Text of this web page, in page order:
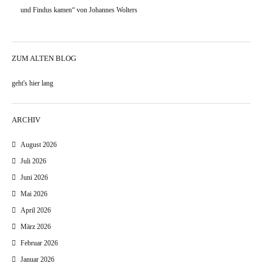
und Findus kamen“ von Johannes Wolters
ZUM ALTEN BLOG
geht's hier lang
ARCHIV
August 2026
Juli 2026
Juni 2026
Mai 2026
April 2026
März 2026
Februar 2026
Januar 2026